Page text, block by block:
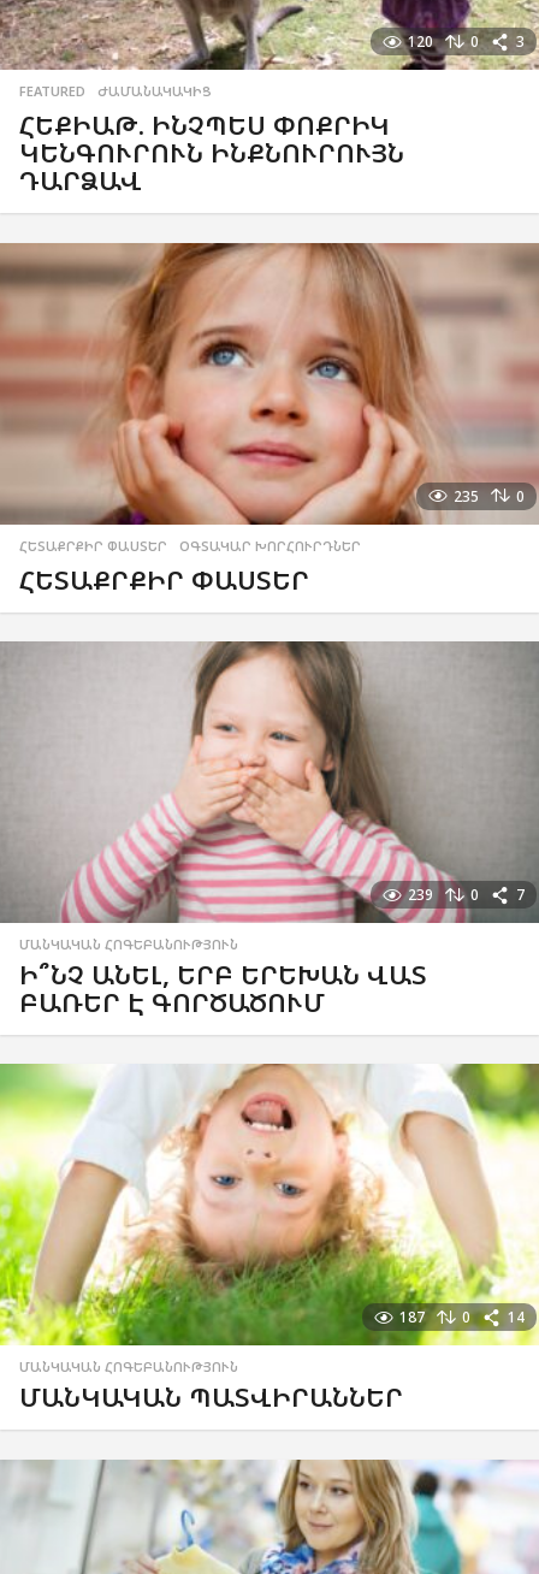
120 0 3
FEATURED ,ԺԱՄԱՆԱԿԱԿԻՑ
ՀԵՔԻԱԹ. ԻՆՉՊԵՍ ՓՈՔՐԻԿ
ԿԵՆԳՈՒՐՈՒՆ ԻՆՔՆՈՒՐՈՒՅՆ
ԴԱՐՁԱՎ
235 0
ՀԵՏԱՔՐՔԻՐ ՓԱՍՏԵՐ ,ՕԳՏԱԿԱՐ ԽՈՐՀՈՒՐԴՆԵՐ
ՀԵՏԱՔՐՔԻՐ ՓԱՍՏԵՐ
239 0 7
ՄԱՆԿԱԿԱՆ ՀՈԳԵԲԱՆՈՒԹՅՈՒՆ
Ի՞ՆՉ ԱՆԵԼ, ԵՐԲ ԵՐԵԽԱՆ ՎԱՏ
ԲԱՌԵՐ Է ԳՈՐԾԱԾՈՒՄ
187 0 14
ՄԱՆԿԱԿԱՆ ՀՈԳԵԲԱՆՈՒԹՅՈՒՆ
ՄԱՆԿԱԿԱՆ ՊԱՏՎԻՐԱՆՆԵՐ